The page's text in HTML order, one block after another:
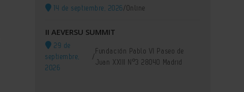
14 de septiembre, 2026/Online
II AEVERSU SUMMIT
29 de
septiembre,
2026
/
Fundación Pablo VI Paseo de
Juan XXIII Nº3 28040 Madrid